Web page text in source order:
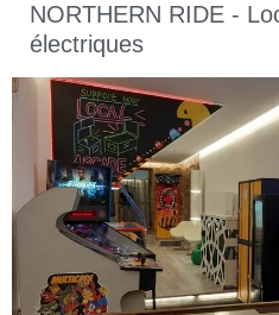
NORTHERN RIDE -
électriques